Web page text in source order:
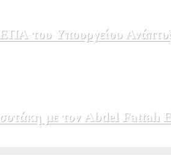
του Υπουργείου
με τον Abdel Fattah